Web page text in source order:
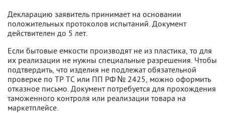
Декларацию заявитель принимает на основании
положительных протоколов испытаний. Документ
действителен до 5 лет.
Если бытовые емкости производят не из пластика, то для
их реализации не нужны специальные разрешения. Чтобы
подтвердить, что изделия не подлежат обязательной
проверке по ТР ТС или ПП РФ № 2425, можно оформить
отказное письмо. Документ потребуется для прохождения
таможенного контроля или реализации товара на
маркетплейсе.